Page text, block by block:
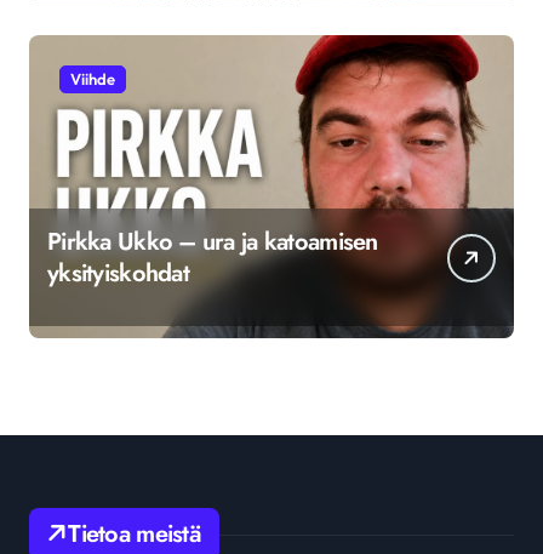
Viihde
Pirkka Ukko – ura ja katoamisen
yksityiskohdat
Tietoa meistä